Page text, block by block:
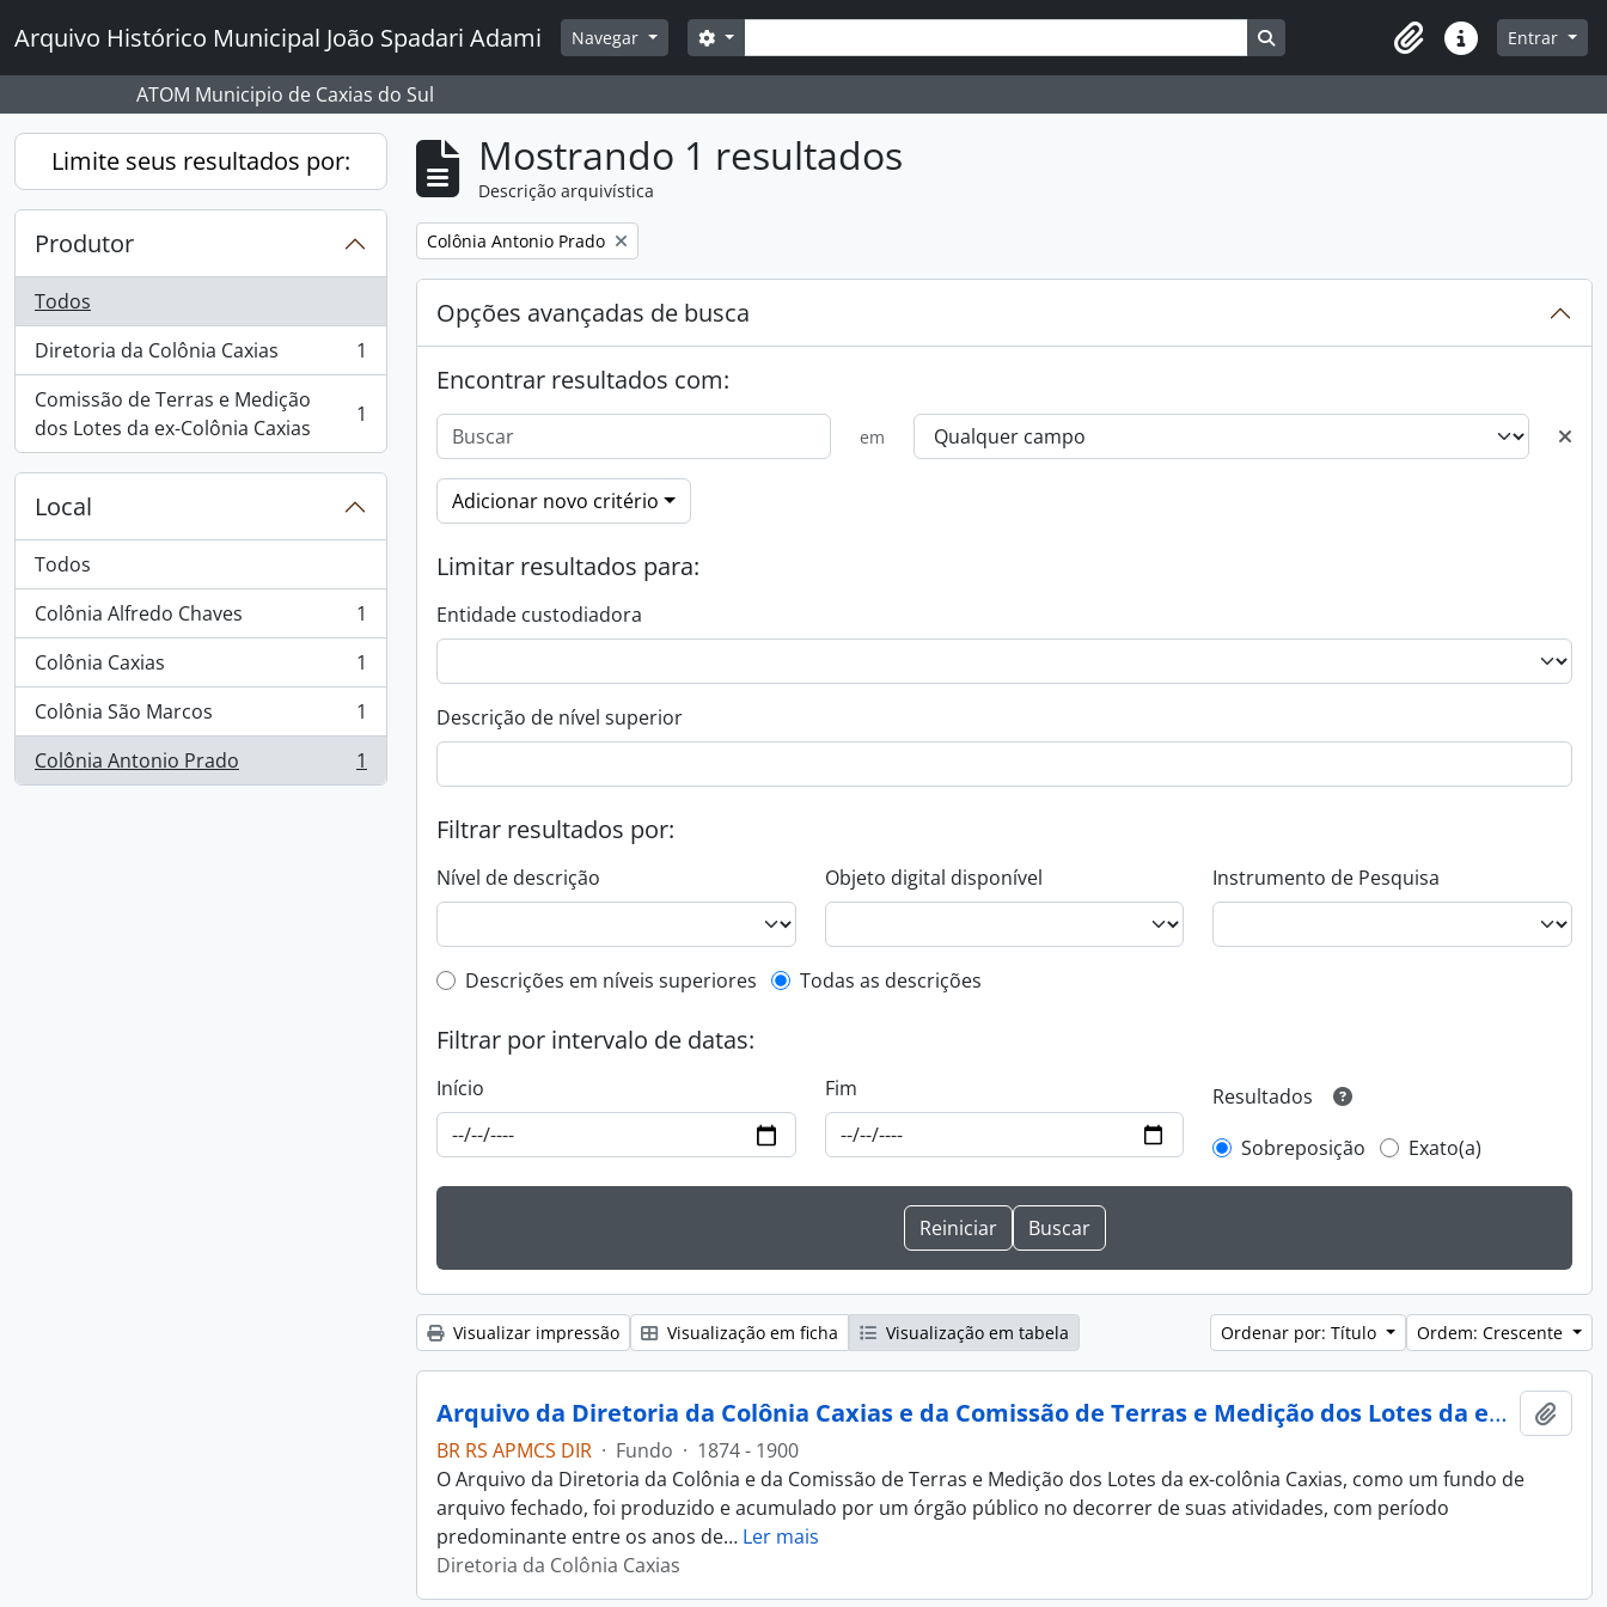
Arquivo Histórico Municipal João Spadari Adami Navegar Buscar
Opções de busca Busque na página de navegação
Atalhos Entrar
ATOM Municipio de Caxias do Sul
Limite seus resultados por:
Produtor
Todos
Diretoria da Colônia Caxias
, 1 resultados
1
Comissão de Terras e Medição
dos Lotes da ex-Colônia Caxias
, 1 resultados 1
Local
Todos
Colônia Alfredo Chaves
, 1 resultados
1
Colônia Caxias
, 1 resultados
1
Colônia São Marcos
, 1 resultados
1
Colônia Antonio Prado
, 1 resultados 1
Mostrando 1 resultados
Descrição arquivística
Remover filtro:
Colônia Antonio Prado
Opções avançadas de busca
Encontrar resultados com:
em
Adicionar novo critério
Limitar resultados para:
Entidade custodiadora
Descrição de nível superior
Filtrar resultados por:
Nível de descrição Objeto digital disponível Instrumento de Pesquisa
Filtro de descrição de nível superior
Descrições em níveis superiores Todas as descrições
Filtrar por intervalo de datas:
Início Fim
Resultados
Sobreposição
Exato(a)
Visualizar impressão Visualização em ficha Visualização em tabela Ordenar por: Título Ordem: Crescente
Arquivo da Diretoria da Colônia Caxias e da Comissão de Terras e Medição dos Lotes da ex-Colônia Caxias
BR RS APMCS DIR · Fundo · 1874 - 1900
O Arquivo da Diretoria da Colônia e da Comissão de Terras e Medição dos Lotes da ex-colônia Caxias, como um fundo de
arquivo fechado, foi produzido e acumulado por um órgão público no decorrer de suas atividades, com período
predominante entre os anos de… Ler mais
Diretoria da Colônia Caxias